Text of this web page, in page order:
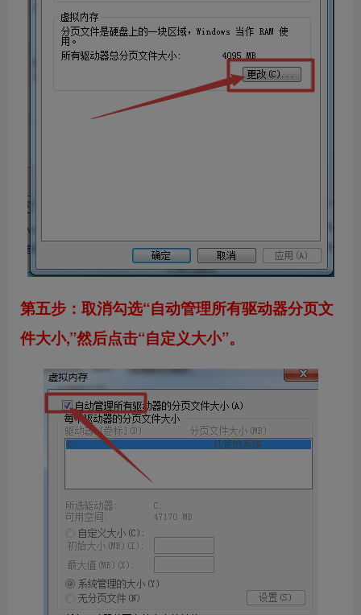
第五步：取消勾选“自动管理所有驱动器分页文
件大小,”然后点击“自定义大小”。